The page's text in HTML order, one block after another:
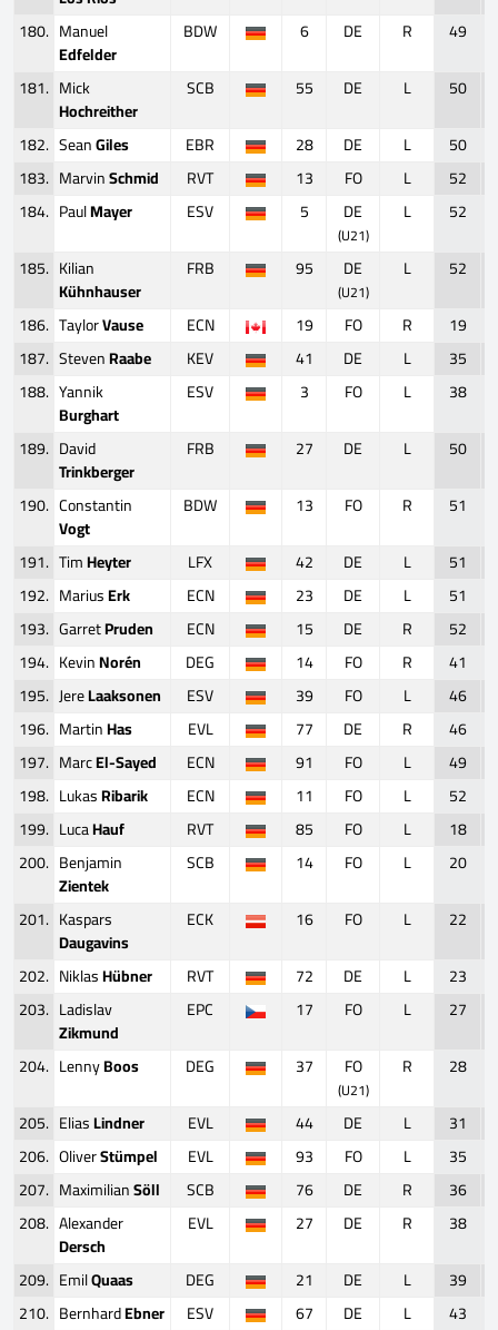
180. Manuel
Edfelder
BDW 6 DE R 49
181. Mick
Hochreither
SCB 55 DE L 50
182. SeanGiles EBR 28 DE L 50
183. MarvinSchmid RVT 13 FO L 52
184. PaulMayer ESV 5 DE
(U21)
L 52
185. Kilian
Kühnhauser
FRB 95 DE
(U21)
L 52
186. TaylorVause ECN 19 FO R 19
187. StevenRaabe KEV 41 DE L 35
188. Yannik
Burghart
ESV 3 FO L 38
189. David
Trinkberger
FRB 27 DE L 50
190. Constantin
Vogt
BDW 13 FO R 51
191. TimHeyter LFX 42 DE L 51
192. MariusErk ECN 23 DE L 51
193. GarretPruden ECN 15 DE R 52
194. KevinNorén DEG 14 FO R 41
195. JereLaaksonen ESV 39 FO L 46
196. MartinHas EVL 77 DE R 46
197. MarcEl-Sayed ECN 91 FO L 49
198. LukasRibarik ECN 11 FO L 52
199. LucaHauf RVT 85 FO L 18
200. Benjamin
Zientek
SCB 14 FO L 20
201. Kaspars
Daugavins
ECK 16 FO L 22
202. NiklasHübner RVT 72 DE L 23
203. Ladislav
Zikmund
EPC 17 FO L 27
204. LennyBoos DEG 37 FO
(U21)
R 28
205. EliasLindner EVL 44 DE L 31
206. OliverStümpel EVL 93 FO L 35
207. MaximilianSöll SCB 76 DE R 36
208. Alexander
Dersch
EVL 27 DE R 38
209. EmilQuaas DEG 21 DE L 39
210. BernhardEbner ESV 67 DE L 43